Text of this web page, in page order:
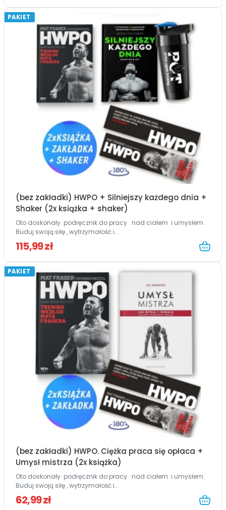
PAKIET
(bez zakładki) HWPO + Silniejszy każdego dnia +
Shaker (2x książka + shaker)
Oto doskonały podręcznik do pracy nad ciałem i umysłem.
Buduj swoją siłę , wytrzymałość i...
115,99 zł
PAKIET
(bez zakładki) HWPO. Ciężka praca się opłaca +
Umysł mistrza (2x książka)
Oto doskonały podręcznik do pracy nad ciałem i umysłem.
Buduj swoją siłę , wytrzymałość i...
62,99 zł